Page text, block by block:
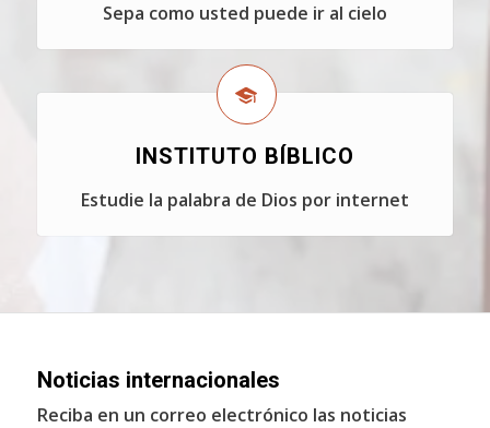
Sepa como usted puede ir al cielo
INSTITUTO BÍBLICO
Estudie la palabra de Dios por internet
Noticias internacionales
Reciba en un correo electrónico las noticias